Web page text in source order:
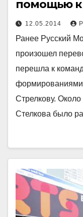
помощью
12.05.2014
Ранее Русский
произошел
перешла к
формированиями
Стрелкову.
Стелкова было